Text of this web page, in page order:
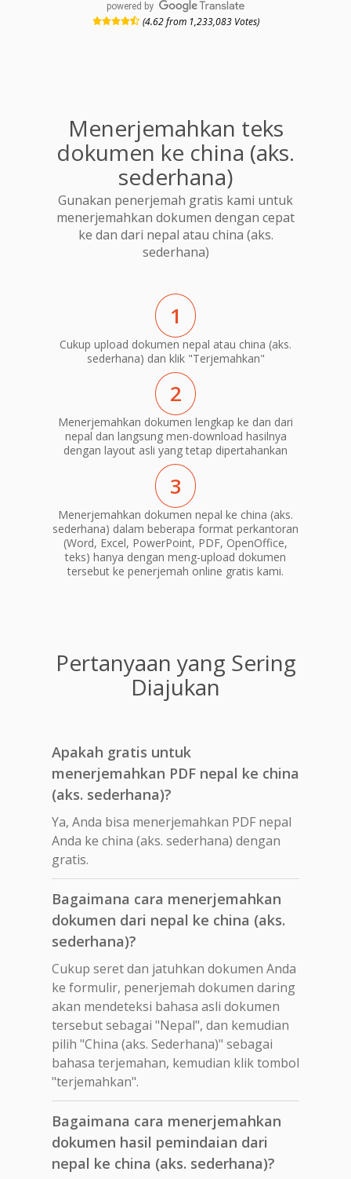
powered by
(4.62 from 1,233,083 Votes)
Menerjemahkan teks
dokumen ke china (aks.
sederhana)
Gunakan penerjemah gratis kami untuk
menerjemahkan dokumen dengan cepat
ke dan dari nepal atau china (aks.
sederhana)
1
Cukup upload dokumen nepal atau china (aks.
sederhana) dan klik "Terjemahkan"
2
Menerjemahkan dokumen lengkap ke dan dari
nepal dan langsung men-download hasilnya
dengan layout asli yang tetap dipertahankan
3
Menerjemahkan dokumen nepal ke china (aks.
sederhana) dalam beberapa format perkantoran
(Word, Excel, PowerPoint, PDF, OpenOffice,
teks) hanya dengan meng-upload dokumen
tersebut ke penerjemah online gratis kami.
Pertanyaan yang Sering
Diajukan
Apakah gratis untuk
menerjemahkan PDF nepal ke china
(aks. sederhana)?
Ya, Anda bisa menerjemahkan PDF nepal
Anda ke china (aks. sederhana) dengan
gratis.
Bagaimana cara menerjemahkan
dokumen dari nepal ke china (aks.
sederhana)?
Cukup seret dan jatuhkan dokumen Anda
ke formulir, penerjemah dokumen daring
akan mendeteksi bahasa asli dokumen
tersebut sebagai "Nepal", dan kemudian
pilih "China (aks. Sederhana)" sebagai
bahasa terjemahan, kemudian klik tombol
"terjemahkan".
Bagaimana cara menerjemahkan
dokumen hasil pemindaian dari
nepal ke china (aks. sederhana)?